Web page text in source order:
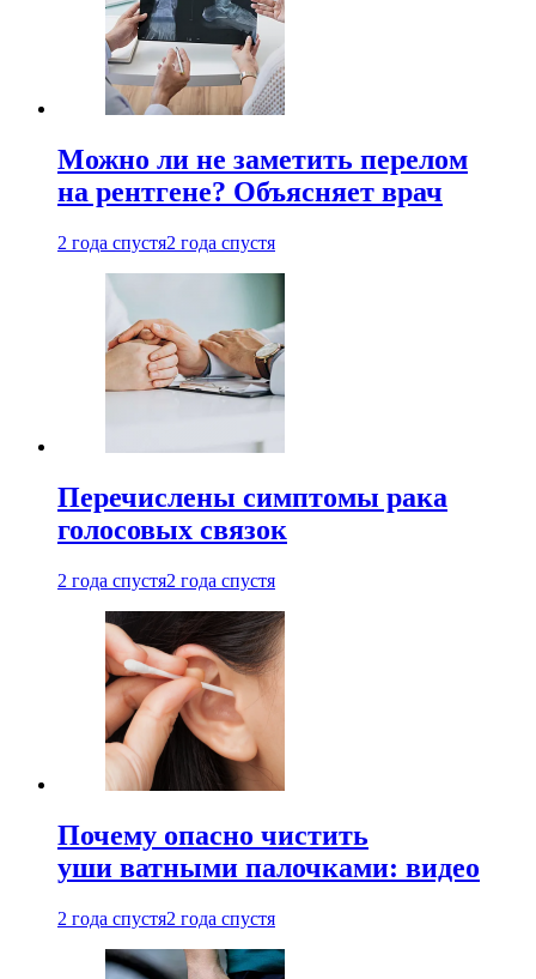
Можно ли не заметить перелом
на рентгене? Объясняет врач
2 года спустя2 года спустя
Перечислены симптомы рака
голосовых связок
2 года спустя2 года спустя
Почему опасно чистить
уши ватными палочками: видео
2 года спустя2 года спустя